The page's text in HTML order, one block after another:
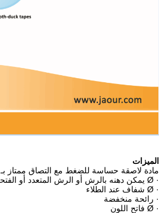
الميزات
مادة لاصقة حساسة للضغط مع التصاق ممتاز بـ PE و NW.
· Ø يمكن دهنه بالرش أو الرش المتعدد أو الفتحة
· Ø شفاف عند الطلاء
· رائحة منخفضة
· Ø فاتح اللون